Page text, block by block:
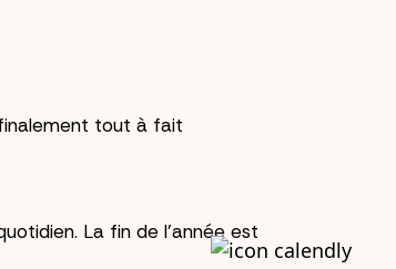
tout à fait
La fin de l'année est